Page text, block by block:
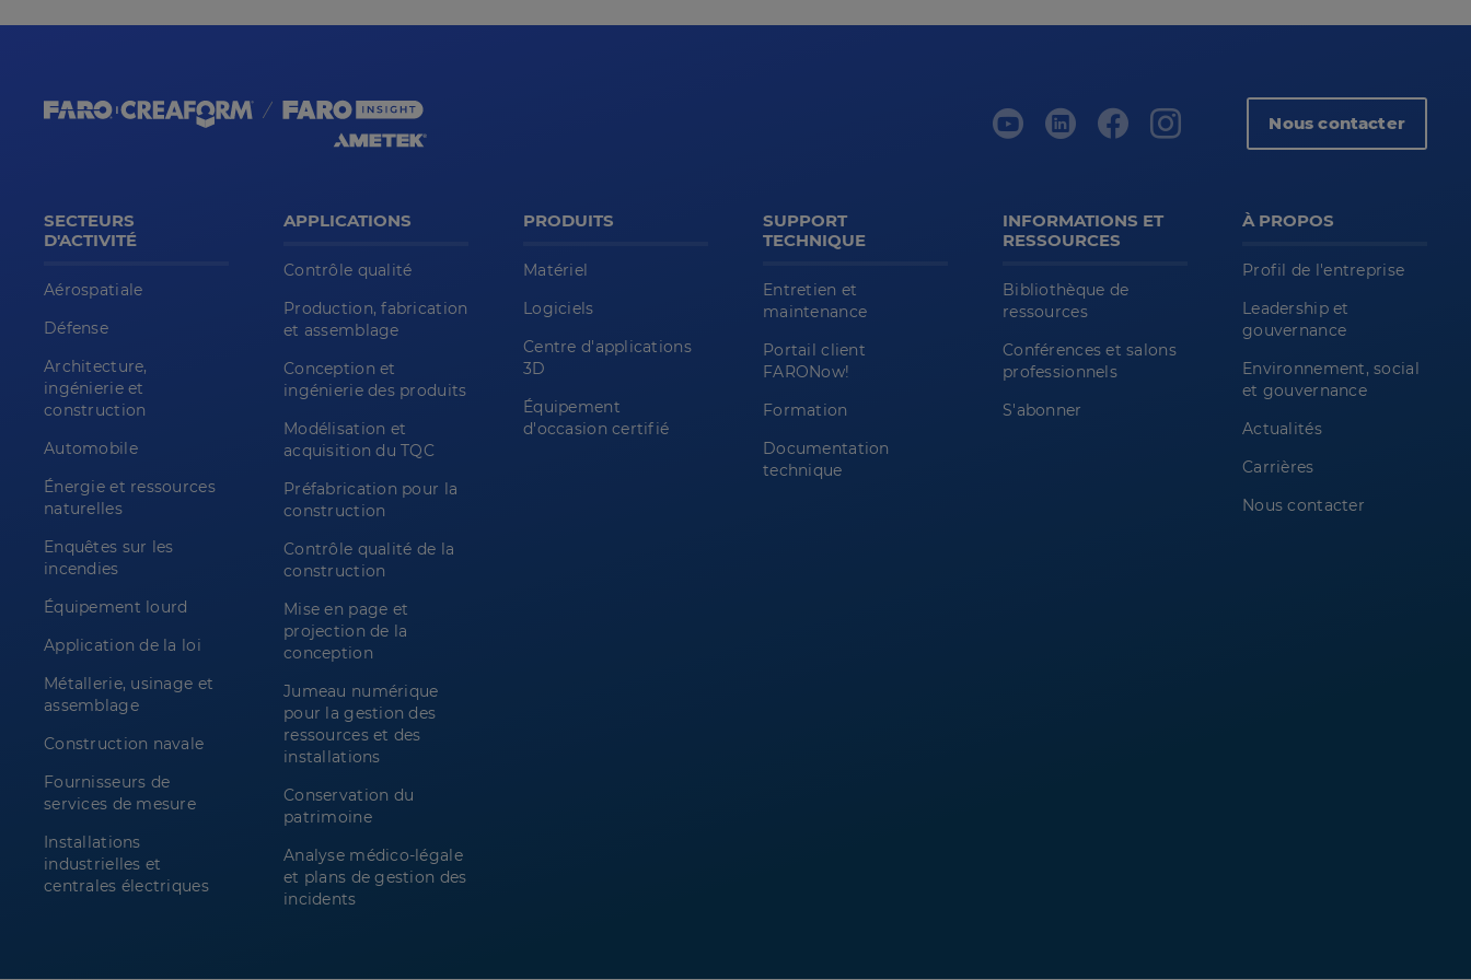
Nous contacter
SECTEURS
D'ACTIVITÉ
Aérospatiale
Défense
Architecture,
ingénierie et
construction
Automobile
Énergie et ressources
naturelles
Enquêtes sur les
incendies
Équipement lourd
Application de la loi
Métallerie, usinage et
assemblage
Construction navale
Fournisseurs de
services de mesure
Installations
industrielles et
centrales électriques
APPLICATIONS
Contrôle qualité
Production, fabrication
et assemblage
Conception et
ingénierie des produits
Modélisation et
acquisition du TQC
Préfabrication pour la
construction
Contrôle qualité de la
construction
Mise en page et
projection de la
conception
Jumeau numérique
pour la gestion des
ressources et des
installations
Conservation du
patrimoine
Analyse médico-légale
et plans de gestion des
incidents
PRODUITS
Matériel
Logiciels
Centre d'applications
3D
Équipement
d'occasion certifié
SUPPORT
TECHNIQUE
Entretien et
maintenance
Portail client
FARONow!
Formation
Documentation
technique
INFORMATIONS ET
RESSOURCES
Bibliothèque de
ressources
Conférences et salons
professionnels
S'abonner
À PROPOS
Profil de l'entreprise
Leadership et
gouvernance
Environnement, social
et gouvernance
Actualités
Carrières
Nous contacter